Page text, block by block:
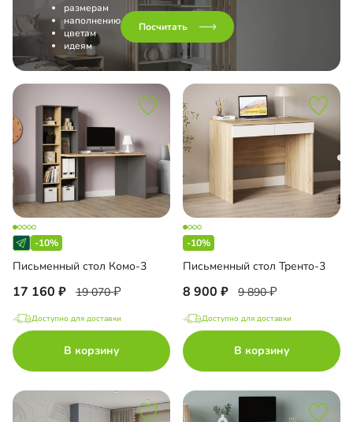
размерам
наполнению
цветам
идеям
Посчитать
-10%
Письменный стол Комо-3
17 160 19 070
Доступно для доставки
В корзину
-10%
Письменный стол Тренто-3
8 900 9 890
Доступно для доставки
В корзину